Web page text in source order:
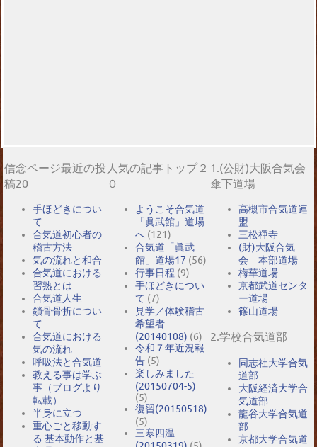
信念ページ最近の投
稿20
手ほどきについ
て
合気道初心者の
稽古方法
気の流れと和合
合気道における
習熟とは
合気道人生
鎖骨骨折につい
て
合気道における
気の流れ
呼吸法と合気道
教える事は学ぶ
事（ブログより
転載）
半身に立つ
重心ごと移動す
る 基本動作と基
人気の記事トップ２
０
ようこそ合気道
「眞武館」道場
へ (121)
合気道「眞武
館」道場17 (56)
行事日程 (9)
手ほどきについ
て (7)
見学／体験稽古
希望者
(20140108) (6)
令和７年近況報
告 (5)
楽しみました
(20150704-5)
(5)
復習(20150518)
(5)
三寒四温
1.(公財)大阪合気会
傘下道場
高槻市合気道連
盟
三松禪寺
(財)大阪合気
会 本部道場
梅華道場
京都武道センタ
ー道場
篠山道場
2.学校合気道部
同志社大学合気
道部
大阪経済大学合
気道部
龍谷大学合気道
部
京都大学合気道